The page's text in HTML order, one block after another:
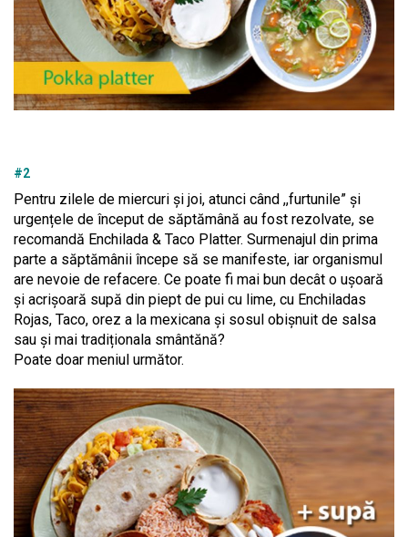
#2
Pentru zilele de miercuri și joi, atunci când ,,furtunile” și
urgențele de început de săptămână au fost rezolvate, se
recomandă Enchilada & Taco Platter. Surmenajul din prima
parte a săptămânii începe să se manifeste, iar organismul
are nevoie de refacere. Ce poate fi mai bun decât o ușoară
și acrișoară supă din piept de pui cu lime, cu Enchiladas
Rojas, Taco, orez a la mexicana și sosul obișnuit de salsa
sau și mai tradiționala smântănă?
Poate doar meniul următor.